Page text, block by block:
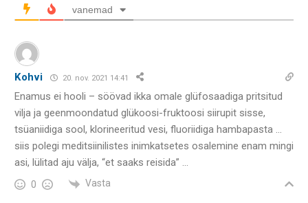
vanemad
Kohvi 20. nov. 2021 14:41
Enamus ei hooli – söövad ikka omale glüfosaadiga pritsitud
vilja ja geenmoondatud glükoosi-fruktoosi siirupit sisse,
tsüaniidiga sool, klorineeritud vesi, fluoriidiga hambapasta …
siis polegi meditsiinilistes inimkatsetes osalemine enam mingi
asi, lülitad aju välja, “et saaks reisida” …
0 Vasta